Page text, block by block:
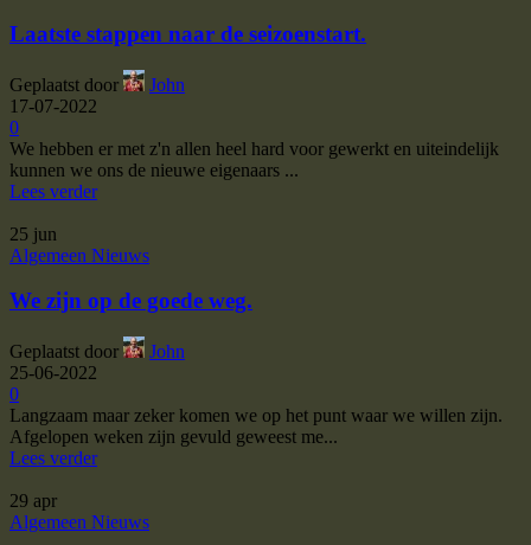
Laatste stappen naar de seizoenstart.
Geplaatst door
John
17-07-2022
0
We hebben er met z'n allen heel hard voor gewerkt en uiteindelijk
kunnen we ons de nieuwe eigenaars ...
Lees verder
25 jun
Algemeen Nieuws
We zijn op de goede weg.
Geplaatst door
John
25-06-2022
0
Langzaam maar zeker komen we op het punt waar we willen zijn.
Afgelopen weken zijn gevuld geweest me...
Lees verder
29 apr
Algemeen Nieuws